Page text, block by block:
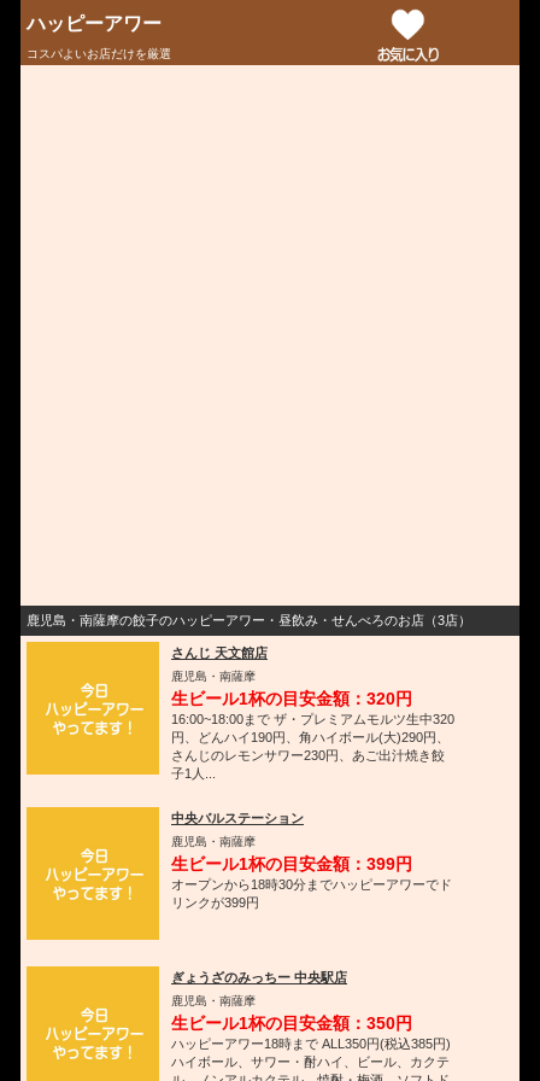
ハッピーアワー
コスパよいお店だけを厳選
鹿児島・南薩摩の餃子のハッピーアワー・昼飲み・せんべろのお店（3店）
さんじ 天文館店
鹿児島・南薩摩
生ビール1杯の目安金額：320円
16:00~18:00まで ザ・プレミアムモルツ生中320
円、どんハイ190円、角ハイボール(大)290円、
さんじのレモンサワー230円、あご出汁焼き餃
子1人...
中央バルステーション
鹿児島・南薩摩
生ビール1杯の目安金額：399円
オープンから18時30分までハッピーアワーでド
リンクが399円
ぎょうざのみっちー 中央駅店
鹿児島・南薩摩
生ビール1杯の目安金額：350円
ハッピーアワー18時まで ALL350円(税込385円)
ハイボール、サワー・酎ハイ、ビール、カクテ